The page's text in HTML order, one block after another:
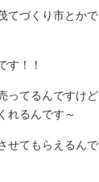
てづくり市とか
す！！
ってるんですけ
れるんです～
せてもらえるん